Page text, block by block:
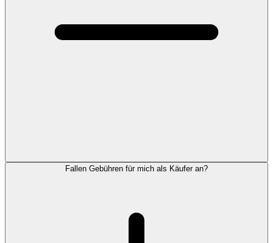
Fallen Gebühren für mich als Käufer an?